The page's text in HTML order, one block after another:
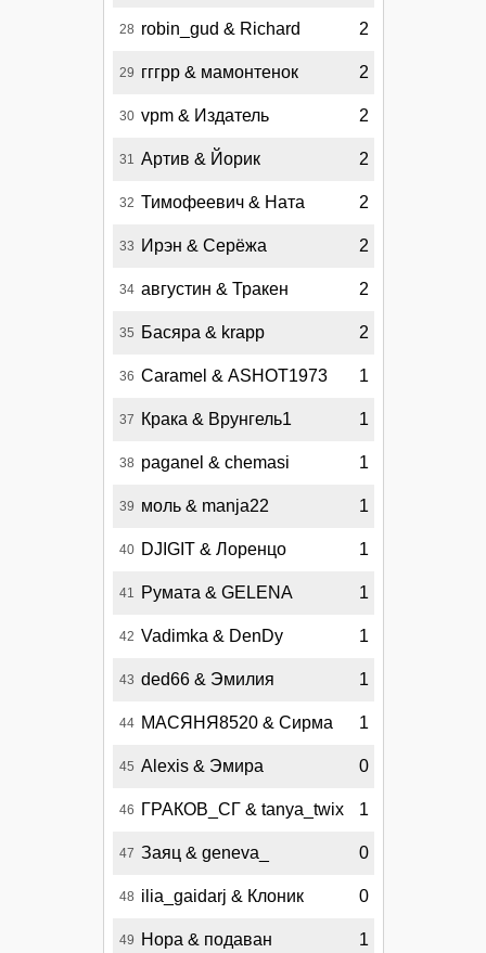
28 robin_gud & Richard 2
29 гггрр & мамонтенок 2
30 vpm & Издатель 2
31 Артив & Йорик 2
32 Тимофеевич & Ната 2
33 Ирэн & Серёжа 2
34 августин & Тракен 2
35 Басяра & krapp 2
36 Caramel & ASHOT1973 1
37 Крака & Врунгель1 1
38 paganel & chemasi 1
39 моль & manja22 1
40 DJIGIT & Лоренцо 1
41 Румата & GELENA 1
42 Vadimka & DenDy 1
43 ded66 & Эмилия 1
44 МАСЯНЯ8520 & Сирма 1
45 Alexis & Эмира 0
46 ГРАКОВ_СГ & tanya_twix 1
47 Заяц & geneva_ 0
48 ilia_gaidarj & Клоник 0
49 Нора & подаван 1